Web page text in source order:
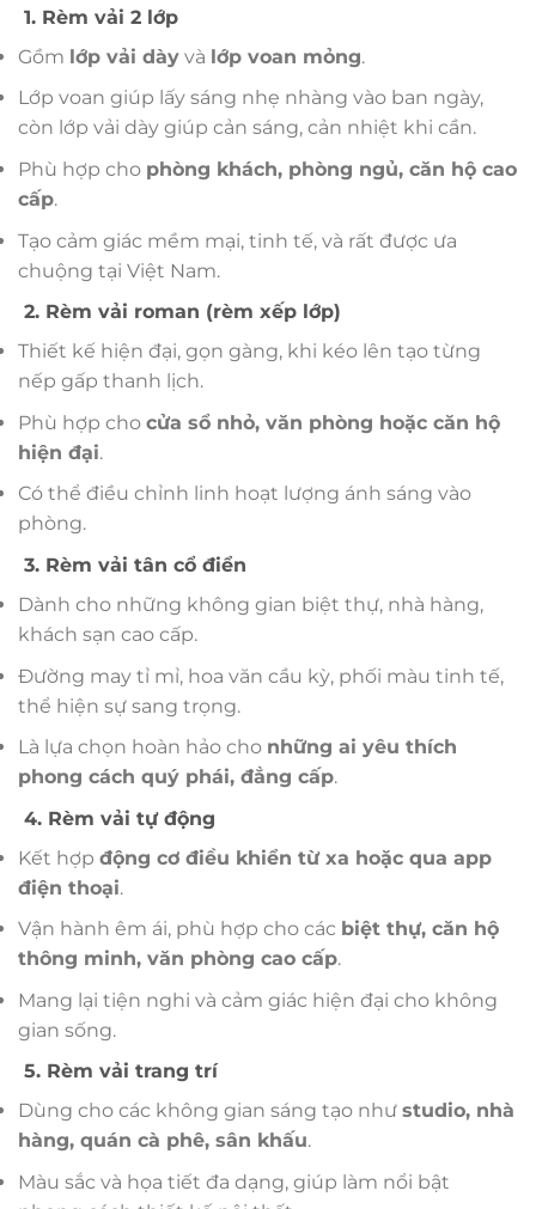
1. Rèm vải 2 lớp
Gồm lớp vải dày và lớp voan mỏng.
Lớp voan giúp lấy sáng nhẹ nhàng vào ban ngày,
còn lớp vải dày giúp cản sáng, cản nhiệt khi cần.
Phù hợp cho phòng khách, phòng ngủ, căn hộ cao
cấp.
Tạo cảm giác mềm mại, tinh tế, và rất được ưa
chuộng tại Việt Nam.
2. Rèm vải roman (rèm xếp lớp)
Thiết kế hiện đại, gọn gàng, khi kéo lên tạo từng
nếp gấp thanh lịch.
Phù hợp cho cửa sổ nhỏ, văn phòng hoặc căn hộ
hiện đại.
Có thể điều chỉnh linh hoạt lượng ánh sáng vào
phòng.
3. Rèm vải tân cổ điển
Dành cho những không gian biệt thự, nhà hàng,
khách sạn cao cấp.
Đường may tỉ mỉ, hoa văn cầu kỳ, phối màu tinh tế,
thể hiện sự sang trọng.
Là lựa chọn hoàn hảo cho những ai yêu thích
phong cách quý phái, đẳng cấp.
4. Rèm vải tự động
Kết hợp động cơ điều khiển từ xa hoặc qua app
điện thoại.
Vận hành êm ái, phù hợp cho các biệt thự, căn hộ
thông minh, văn phòng cao cấp.
Mang lại tiện nghi và cảm giác hiện đại cho không
gian sống.
5. Rèm vải trang trí
Dùng cho các không gian sáng tạo như studio, nhà
hàng, quán cà phê, sân khấu.
Màu sắc và họa tiết đa dạng, giúp làm nổi bật